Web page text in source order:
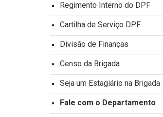
Regimento Interno do DPF
Cartilha de Serviço DPF
Divisão de Finanças
Censo da Brigada
Seja um Estagiário na Brigada
Fale com o Departamento